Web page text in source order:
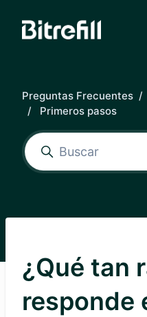
Preguntas Frecuentes
Primeros pasos
¿Qué tan
responde